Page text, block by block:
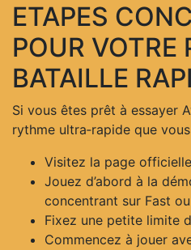
ETAPES
POUR VOTRE
BATAILLE
Si vous êtes prêt à essayer
rythme ultra‑rapide que
Visitez la page
Jouez d’abord à la
concentrant sur Fast
Fixez une petite limite
Commencez à jouer